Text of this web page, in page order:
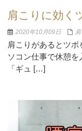
肩こりに効く
2020年10月09日
肩こりがあるとツ
ソコン仕事で休憩
「ギュ […]